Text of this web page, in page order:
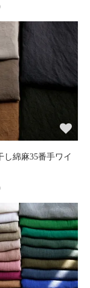
し綿麻35番手ワイ